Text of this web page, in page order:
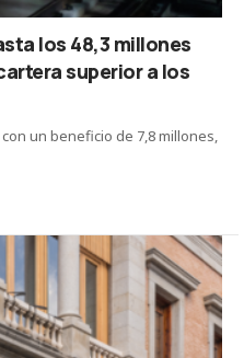
los 48,3 millones
superior a los
un beneficio de 7,8 millones,